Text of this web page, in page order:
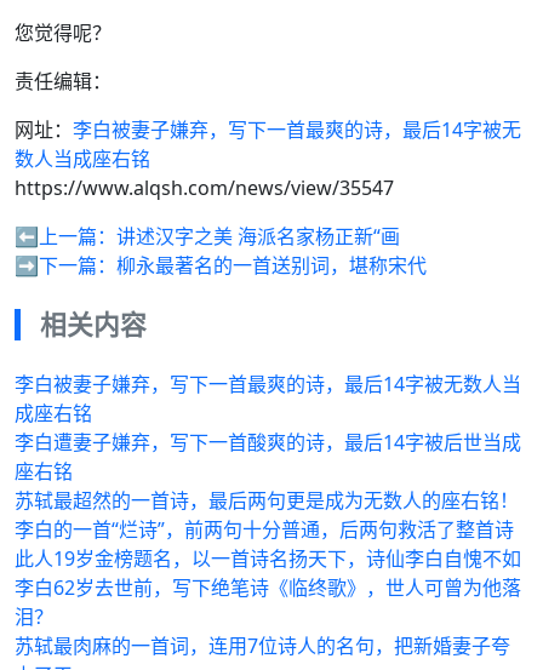
您觉得呢？
责任编辑：
网址： 李白被妻子嫌弃，写下一首最爽的诗，最后14字被无
数人当成座右铭
https://www.alqsh.com/news/view/35547
⬅️上一篇： 讲述汉字之美 海派名家杨正新“画
➡️下一篇： 柳永最著名的一首送别词，堪称宋代
相关内容
李白被妻子嫌弃，写下一首最爽的诗，最后14字被无数人当
成座右铭
李白遭妻子嫌弃，写下一首酸爽的诗，最后14字被后世当成
座右铭
苏轼最超然的一首诗，最后两句更是成为无数人的座右铭！
李白的一首“烂诗”，前两句十分普通，后两句救活了整首诗
此人19岁金榜题名，以一首诗名扬天下，诗仙李白自愧不如
李白62岁去世前，写下绝笔诗《临终歌》，世人可曾为他落
泪？
苏轼最肉麻的一首词，连用7位诗人的名句，把新婚妻子夸